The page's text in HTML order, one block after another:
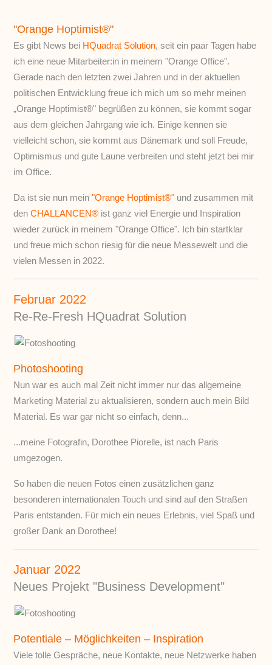
"Orange Hoptimist®"
Es gibt News bei HQuadrat Solution, seit ein paar Tagen habe
ich eine neue Mitarbeiter:in in meinem "Orange Office".
Gerade nach den letzten zwei Jahren und in der aktuellen
politischen Entwicklung freue ich mich um so mehr meinen
„Orange Hoptimist®" begrüßen zu können, sie kommt sogar
aus dem gleichen Jahrgang wie ich. Einige kennen sie
vielleicht schon, sie kommt aus Dänemark und soll Freude,
Optimismus und gute Laune verbreiten und steht jetzt bei mir
im Office.
Da ist sie nun mein"Orange Hoptimist®" und zusammen mit
denCHALLANCEN® ist ganz viel Energie und Inspiration
wieder zurück in meinem "Orange Office". Ich bin startklar
und freue mich schon riesig für die neue Messewelt und die
vielen Messen in 2022.
Februar 2022
Re-Re-Fresh HQuadrat Solution
Photoshooting
Nun war es auch mal Zeit nicht immer nur das allgemeine
Marketing Material zu aktualisieren, sondern auch mein Bild
Material. Es war gar nicht so einfach, denn...
...meine Fotografin, Dorothee Piorelle, ist nach Paris
umgezogen.
So haben die neuen Fotos einen zusätzlichen ganz
besonderen internationalen Touch und sind auf den Straßen
Paris entstanden. Für mich ein neues Erlebnis, viel Spaß und
großer Dank an Dorothee!
Januar 2022
Neues Projekt "Business Development"
Potentiale – Möglichkeiten – Inspiration
Viele tolle Gespräche, neue Kontakte, neue Netzwerke haben